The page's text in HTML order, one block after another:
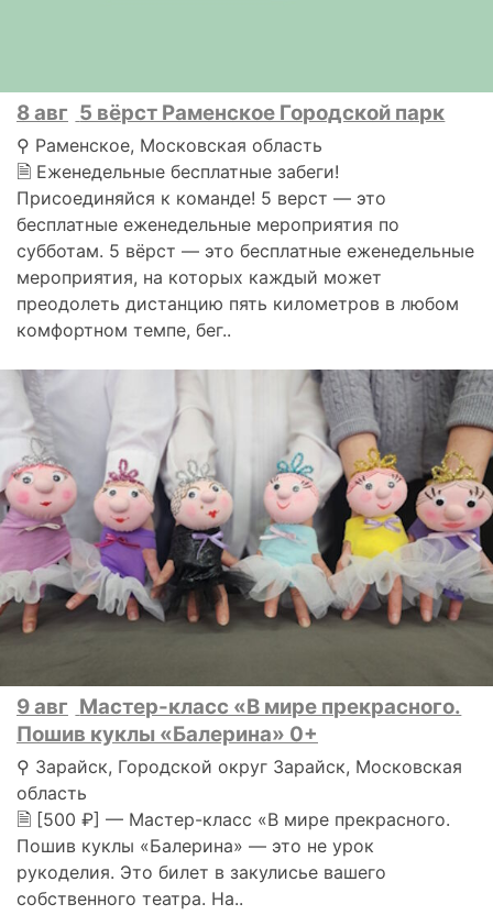
8 авг 5 вёрст Раменское Городской парк
⚲ Раменское, Московская область
🗎 Еженедельные бесплатные забеги!
Присоединяйся к команде! 5 верст — это
бесплатные еженедельные мероприятия по
субботам. 5 вёрст — это бесплатные еженедельные
мероприятия, на которых каждый может
преодолеть дистанцию пять километров в любом
комфортном темпе, бег..
9 авг Мастер-класс «В мире прекрасного.
Пошив куклы «Балерина» 0+
⚲ Зарайск, Городской округ Зарайск, Московская
область
🗎 [500 ₽] — Мастер-класс «В мире прекрасного.
Пошив куклы «Балерина» — это не урок
рукоделия. Это билет в закулисье вашего
собственного театра. На..